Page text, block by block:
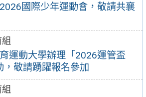
國際少年運動會，敬請共襄
運動大學辦理「2026運管盃
，敬請踴躍報名參加